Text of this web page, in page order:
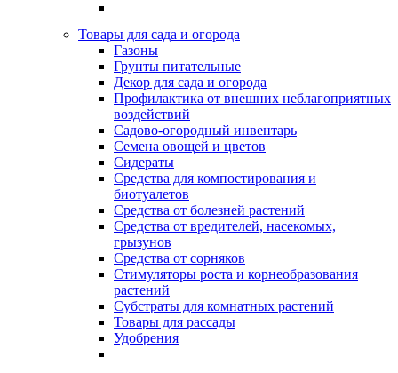
Товары для сада и огорода
Газоны
Грунты питательные
Декор для сада и огорода
Профилактика от внешних неблагоприятных
воздействий
Садово-огородный инвентарь
Семена овощей и цветов
Сидераты
Средства для компостирования и
биотуалетов
Средства от болезней растений
Средства от вредителей, насекомых,
грызунов
Средства от сорняков
Стимуляторы роста и корнеобразования
растений
Субстраты для комнатных растений
Товары для рассады
Удобрения